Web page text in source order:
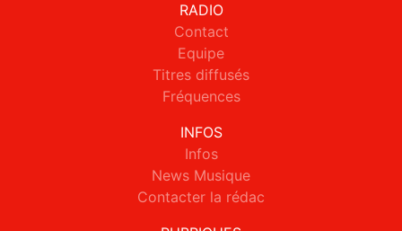
RADIO
Contact
Equipe
Titres diffusés
Fréquences
INFOS
Infos
News Musique
Contacter la rédac